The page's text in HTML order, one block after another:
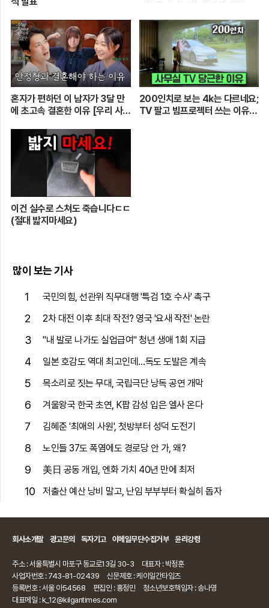
혼자가 편하던 이 남자가 3달 만
에 초고속 결혼한 이유 [우리 사이
200인치로 보는 4k는 다르네요;
TV 팔고 빔프로젝터 쓰는 이유
이건 실수로 스쳐도 죽습니다ㄷㄷ
(절대 밟지마세요)
많이 보는 기사
1 국민의힘, 선관위 직무대행 '특검 1호 수사' 촉구
2 2차 대전 이후 최대 작전? 영국 '요새 작전' 논란
3 "내 발로 나가도 실업급여" 청년 생애 1회 지급
4 일본 호감도 역대 최고인데…독도 도발은 계속
5 목소리로 짓는 무대, 국립극단 낭독 공연 개막
6 겨울왕국 한국 초연, K팝 감성 입은 엘사 온다
7 김혜준 '최애의 사원', 첫방부터 성덕 도전기
8 노인들 37도 폭염에도 경로당 안 가, 왜?
9 美日 공동 개입, 엔화 가치 40년 만에 최저
10 저출산 예산 낭비 말고, 난임 부부부터 확실히 돕자
회사소개말 광고문의 독자기고 이메일무단수집거부 윤리강령
주소 : 서울특별시 마포구 동교로13길 30-3
대표자 : 박정훈
사업자번호 : 743-81-02439
신문제호 : 케이일간타임즈
등록번호 : 서울 아54568
편집인 : 홍정민
청소년보호책임자 : 송나영
대표메일 : k_12@kilgantimes.com